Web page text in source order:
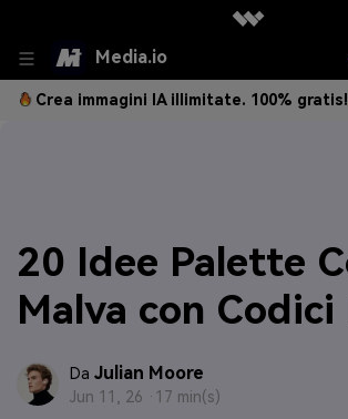
Media.io
Crea immagini IA illimitate. 100% gratis!
20 Idee Palette
Malva con Codici
Da Julian Moore
Jun 11, 26 · 17 min(s)